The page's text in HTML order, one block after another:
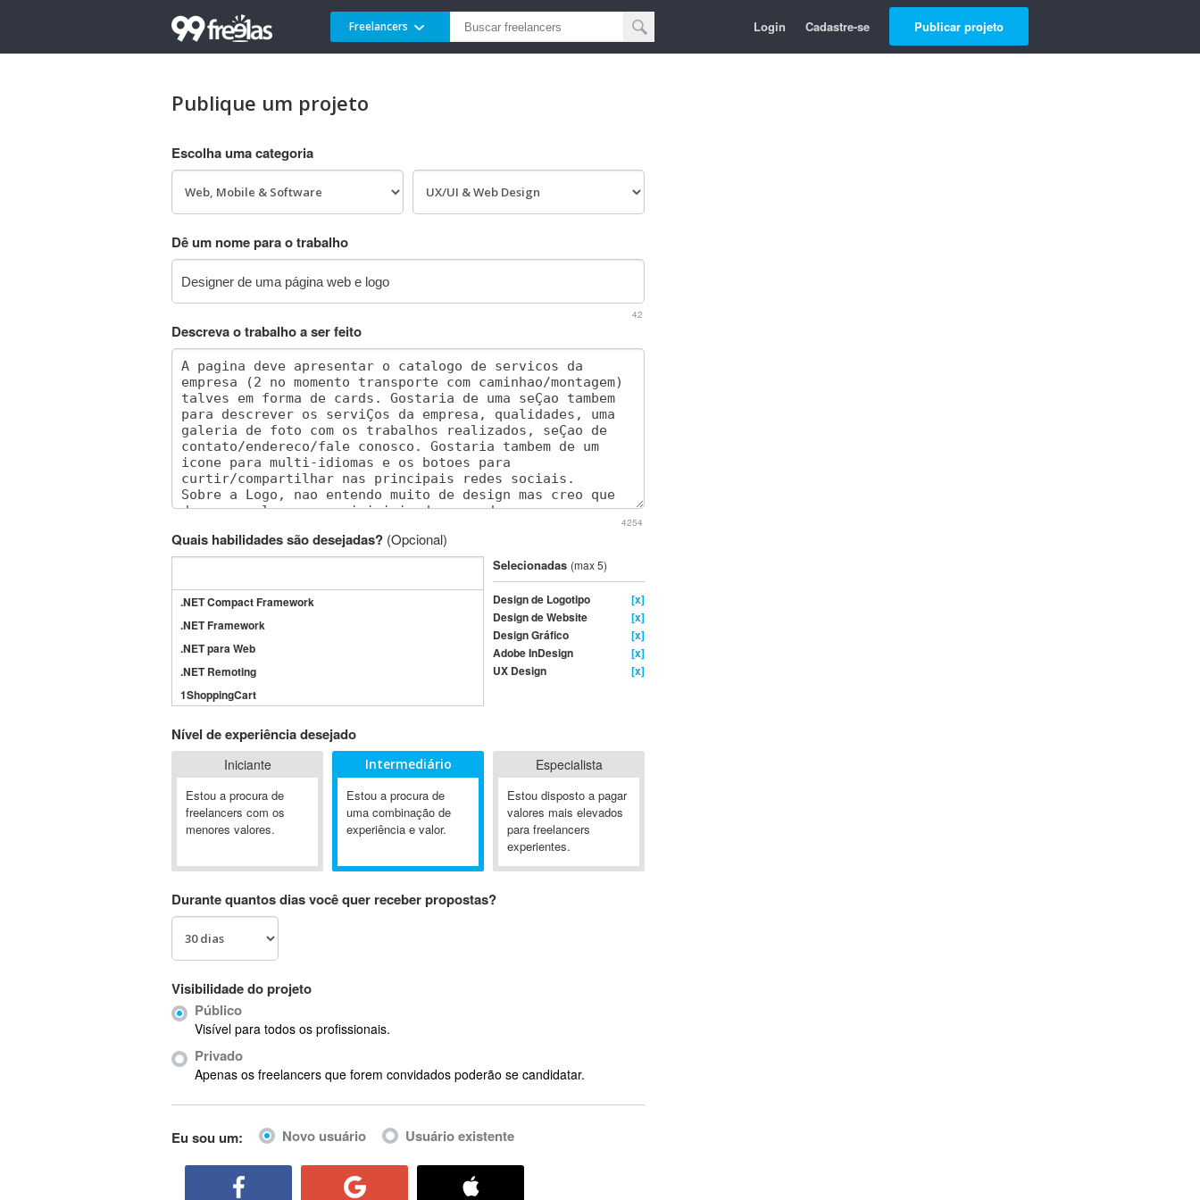
Freelancers Login Cadastre-se Publicar projeto
Publique um projeto
Escolha uma categoria
Dê um nome para o trabalho
42
Descreva o trabalho a ser feito
4254
Quais habilidades são desejadas? (Opcional)
.NET Compact Framework
.NET Framework
.NET para Web
.NET Remoting
1ShoppingCart
3GSM
4D Dimension
802.11
A&P
A-GPS
Ab Initio
ABIS
AbleCommerce
Ableton Live
Abstract Window Toolkit (AWT)
Selecionadas (max 5)
Design de Logotipo
[x]
Design de Website
[x]
Design Gráfico
[x]
Adobe InDesign
[x]
UX Design
[x]
Nível de experiência desejado
Iniciante
Estou a procura de
freelancers com os
menores valores.
Intermediário
Estou a procura de
uma combinação de
experiência e valor.
Especialista
Estou disposto a pagar
valores mais elevados
para freelancers
experientes.
Durante quantos dias você quer receber propostas?
Visibilidade do projeto
Público
Visível para todos os profissionais.
Privado
Apenas os freelancers que forem convidados poderão se candidatar.
Eu sou um: Novo usuário Usuário existente